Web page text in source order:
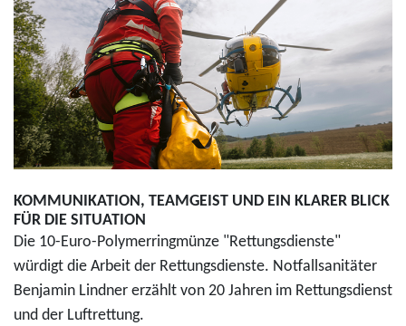
KOMMUNIKATION, TEAMGEIST UND EIN KLARER BLICK
FÜR DIE SITUATION
Die 10-Euro-Polymerringmünze "Rettungsdienste"
würdigt die Arbeit der Rettungsdienste. Notfallsanitäter
Benjamin Lindner erzählt von 20 Jahren im Rettungsdienst
und der Luftrettung.